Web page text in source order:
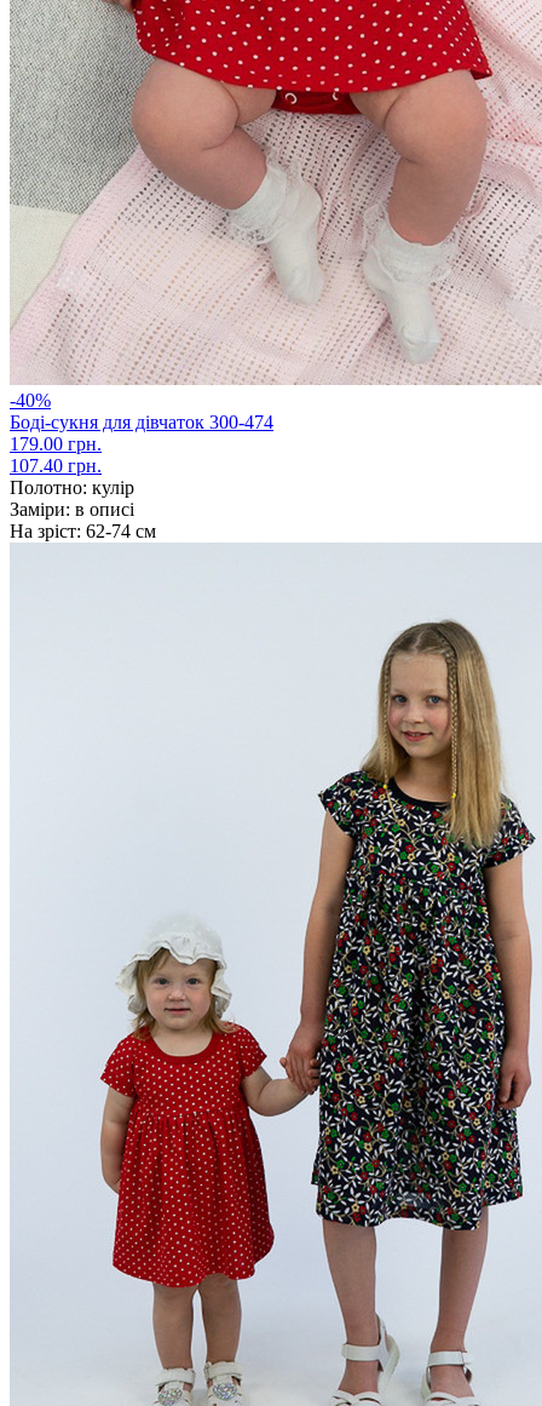
-40%
Боді-сукня для дівчаток 300-474
179.00 грн.
107.40 грн.
Полотно: кулір
Заміри: в описі
На зріст: 62-74 см